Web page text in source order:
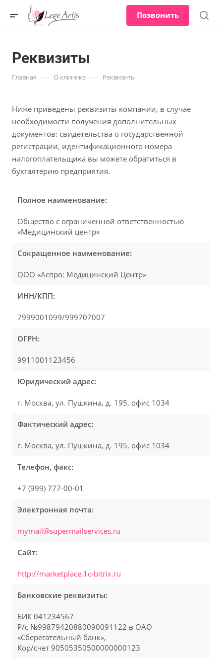
Позвонить
Реквизиты
Главная — О клинике — Реквизиты
Ниже приведены реквизиты компании, в случае
необходимости получения дополнительных
документов: свидетельства о государственной
регистрации, идентификационного номера
налогоплательщика вы можете обратиться в
бухгалтерию предприятия.
Полное наименование:
Общество с ограниченной ответственностью
«Медицинский центр»
Сокращенное наименование:
ООО «Аспро: Медицинский Центр»
ИНН/КПП:
7999001099/999707007
ОГРН:
9911001123456
Юридический адрес:
г. Москва, ул. Пушкина, д. 195, офис 1034
Фактический адрес:
г. Москва, ул. Пушкина, д. 195, офис 1034
Телефон, факс:
+7 (999) 777-00-01
Электронная почта:
mymail@supermailservices.ru
Сайт:
http://marketplace.1c-bitrix.ru
Банковские реквизиты:
БИК 041234567
Р/с №99879420880090091122 в ОАО
«Сберегательный банк»,
Кор/счет 90505350500000000123